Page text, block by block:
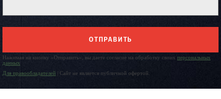
ОТПРАВИТЬ
Нажимая на кнопку «Отправить», вы даете согласие на обработку своих персональных
данных
Для правообладателей | Сайт не является публичной офертой.